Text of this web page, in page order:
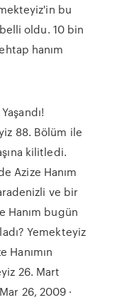
bu
oldu. 10 bin
hanım
88. Bölüm ile
kilitledi.
Azize Hanım
ve bir
Hanım bugün
Yemekteyiz
Hanımın
26. Mart
26, 2009 ·